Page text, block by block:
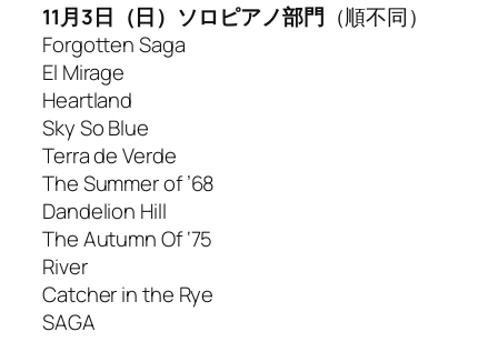
11月3日（日）ソロピアノ部門 （順不同）
Forgotten Saga
El Mirage
Heartland
Sky So Blue
Terra de Verde
The Summer of ’68
Dandelion Hill
The Autumn Of ‘75
River
Catcher in the Rye
SAGA